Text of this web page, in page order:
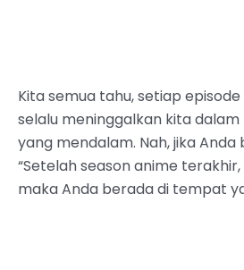
Kita semua tahu, setiap episode
selalu meninggalkan kita
yang mendalam. Nah, jika
“Setelah season anime
maka Anda berada di tempat